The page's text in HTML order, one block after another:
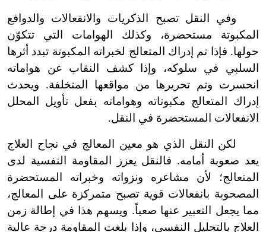
وفي النقل تصبح الذكريات والانفعالات والدوافع
المكبوتة مستحضرة، وكذلك الهوامات التي تتكوّن
حولها. فإذا تم إدراك المتعالج لخبراته المكبوتة تبدد أثرها
السلبي في سلوكه، وإذا كشف النقاب عن هواماته
انحسرت وتم تحريرها من مواقعها المتخلفة. ويحدث
إدراك المتعالج مكبوتاته وهواماته بفعل تأويل المحلل
الانفعالات المستحضرة في النقل.
لكن النقل الذي هو معين المعالج في نجاح العلاج
يعد صعوبة أمامه. فالنقل يعزز المقاومة النفسية لدى
المتعالج؛ لأن مشاعره ونزواته وخبراته المستحضرة
المصحوبة بانفعالات قوية تصبح متمركزة على المعالج،
مما يجعل التعبير عنها صعباً. ويسهم هذا في إطالة زمن
العلاج بالتحليل النفسي، وإذا بلغت المقاومة درجة عالية